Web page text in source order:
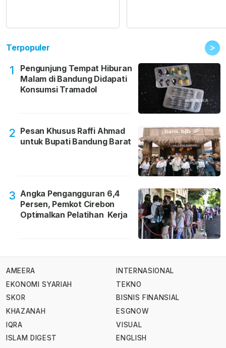
Terpopuler >
1
Pengunjung Tempat Hiburan
Malam di Bandung Didapati
Konsumsi Tramadol
2 Pesan Khusus Raffi Ahmad
untuk Bupati Bandung Barat
3 Angka Pengangguran 6,4
Persen, Pemkot Cirebon
Optimalkan Pelatihan Kerja
AMEERA
EKONOMI SYARIAH
SKOR
KHAZANAH
IQRA
ISLAM DIGEST
INTERNASIONAL
TEKNO
BISNIS FINANSIAL
ESGNOW
VISUAL
ENGLISH